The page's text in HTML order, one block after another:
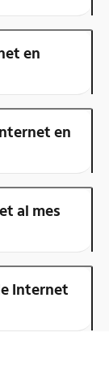
en
en
al mes
Internet